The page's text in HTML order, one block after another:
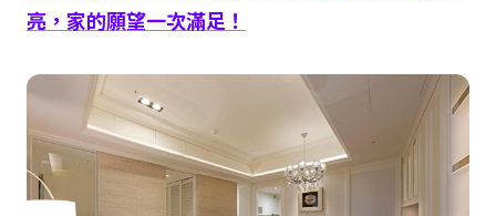
亮，家的願望一次滿足！